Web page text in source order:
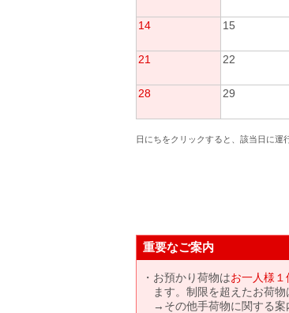
14 15
21 22
28 29
日にちをクリックすると、該当日に運
重要なご案内
お預かり荷物はお一人様１
ます。制限を超えたお荷物
→その他手荷物に関する案